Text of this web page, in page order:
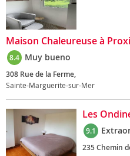
Maison Chaleureuse à
8.4 Muy bueno
308 Rue de la Ferme,
Sainte-Marguerite-sur-Mer
Les
9.1
235 Chemin